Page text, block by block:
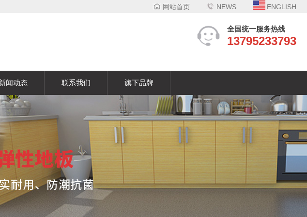
网站首页 NEWS ENGLISH
全国统一服务热线
13795233793
闻动态 联系我们 旗下品牌